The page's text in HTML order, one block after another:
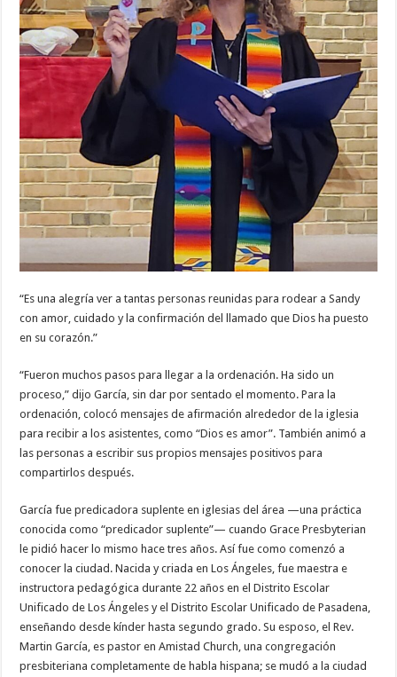
“Es una alegría ver a tantas personas reunidas para rodear a Sandy
con amor, cuidado y la confirmación del llamado que Dios ha puesto
en su corazón.”
“Fueron muchos pasos para llegar a la ordenación. Ha sido un
proceso,” dijo García, sin dar por sentado el momento. Para la
ordenación, colocó mensajes de afirmación alrededor de la iglesia
para recibir a los asistentes, como “Dios es amor”. También animó a
las personas a escribir sus propios mensajes positivos para
compartirlos después.
García fue predicadora suplente en iglesias del área —una práctica
conocida como “predicador suplente”— cuando Grace Presbyterian
le pidió hacer lo mismo hace tres años. Así fue como comenzó a
conocer la ciudad. Nacida y criada en Los Ángeles, fue maestra e
instructora pedagógica durante 22 años en el Distrito Escolar
Unificado de Los Ángeles y el Distrito Escolar Unificado de Pasadena,
enseñando desde kínder hasta segundo grado. Su esposo, el Rev.
Martin García, es pastor en Amistad Church, una congregación
presbiteriana completamente de habla hispana; se mudó a la ciudad